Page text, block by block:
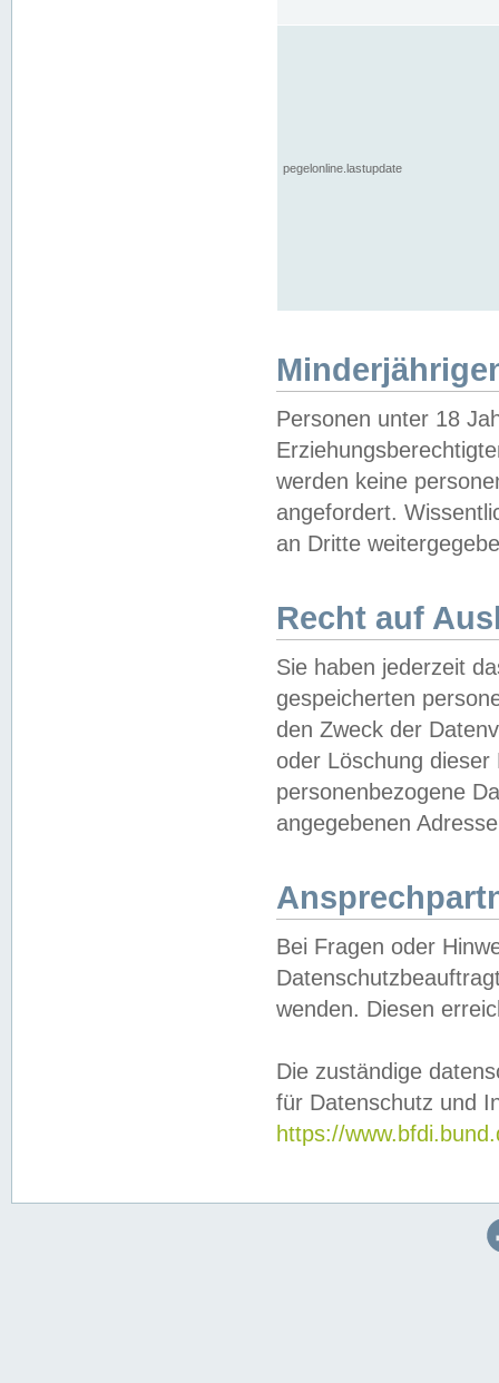
pegelonline.lastupdate
Personen unter 18
werden keine
angefordert.
an Dritte
Recht auf
Sie haben jederzeit
gespeicherten
den Zweck der
oder Löschung
personenbezogene
angegebenen
Bei Fragen oder
wenden. Diesen
Die zuständige
für Datenschutz und
https://